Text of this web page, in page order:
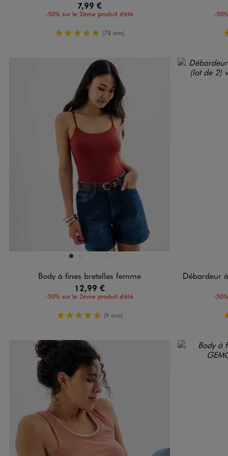
7,99 €
-50% sur le 2ème produit d'été
5/5 de moyenne
(78 avis)
-
Disponible en 7 coloris
BEIGE CLAIR
BRIQUE
Body à fines bretelles femme
12,99 €
-50% sur le 2ème produit d'été
5/5 de moyenne
(9 avis)
Débardeur à
-